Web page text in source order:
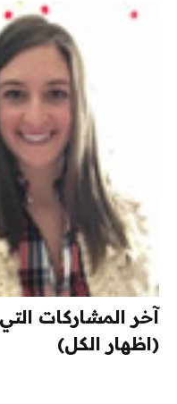
آخر المشاركات
(اظهار الكل)